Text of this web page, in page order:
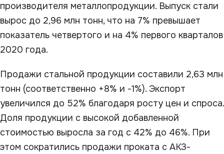
производителя металлопродукции. Выпуск стали
вырос до 2,96 млн тонн, что на 7% превышает
показатель четвертого и на 4% первого кварталов
2020 года.
Продажи стальной продукции составили 2,63 млн
тонн (соответственно +8% и -1%). Экспорт
увеличился до 52% благодаря росту цен и спроса.
Доля продукции с высокой добавленной
стоимостью выросла за год с 42% до 46%. При
этом сократились продажи проката с АКЗ-